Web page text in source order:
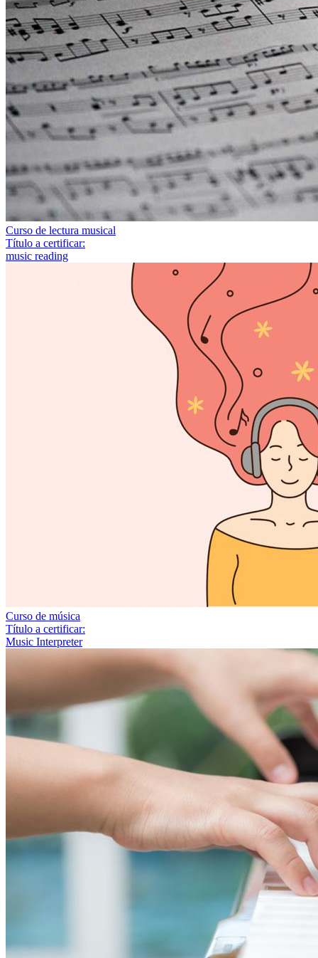
Curso de lectura musical
Título a certificar:
music reading
Curso de música
Título a certificar:
Music Interpreter